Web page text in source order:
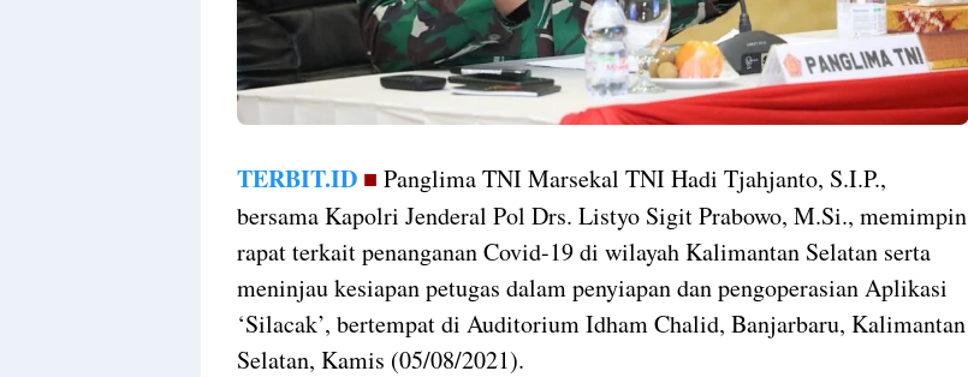
TERBIT.ID ■ Panglima TNI Marsekal TNI Hadi Tjahjanto, S.I.P.,
bersama Kapolri Jenderal Pol Drs. Listyo Sigit Prabowo, M.Si., memimpin
rapat terkait penanganan Covid-19 di wilayah Kalimantan Selatan serta
meninjau kesiapan petugas dalam penyiapan dan pengoperasian Aplikasi
‘Silacak’, bertempat di Auditorium Idham Chalid, Banjarbaru, Kalimantan
Selatan, Kamis (05/08/2021).